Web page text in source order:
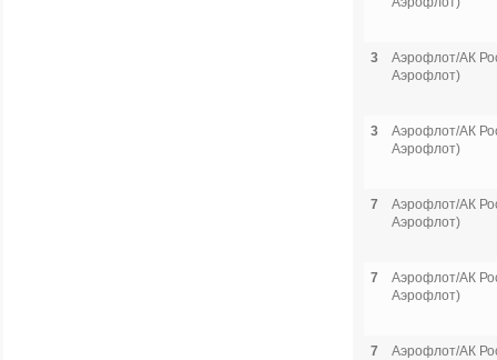
3
Аэрофлот/АК
Аэрофлот)
3
Аэрофлот/АК
Аэрофлот)
7
Аэрофлот/АК
Аэрофлот)
7
Аэрофлот/АК
Аэрофлот)
7
Аэрофлот/АК